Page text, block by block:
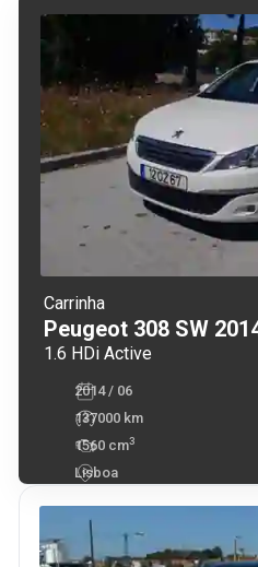
Carrinha
Peugeot 308 SW
1.6 HDi Active
2014 / 06
137000 km
1560cm3
Lisboa